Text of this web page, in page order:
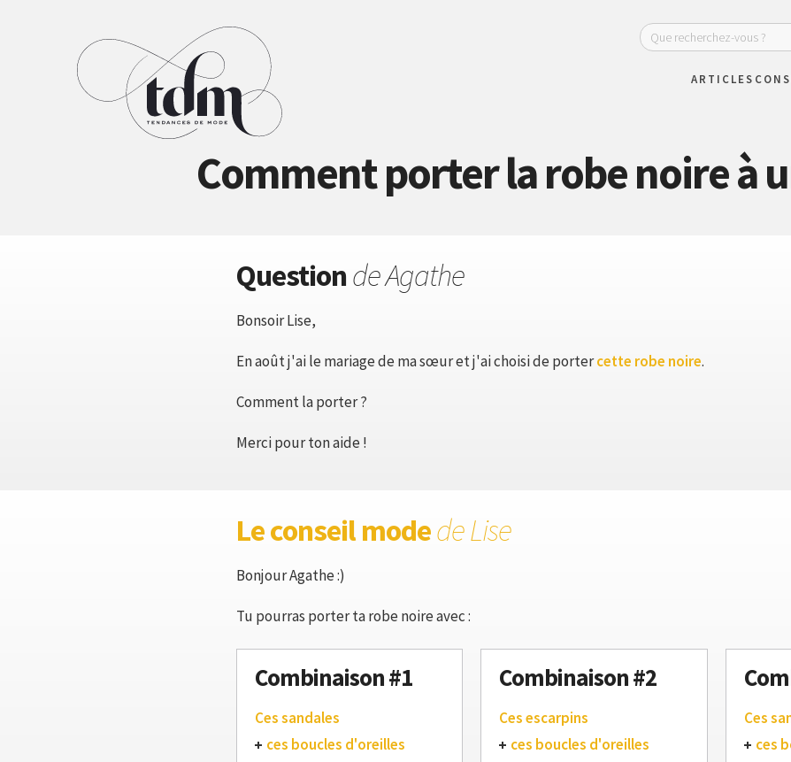
ARTICLES
Comment porter la robe noire à
Questionde Agathe
Bonsoir Lise,
En août j'ai le mariage de ma sœur et j'ai choisi de portercette robe noire.
Comment la porter ?
Merci pour ton aide !
Le conseil modede Lise
Bonjour Agathe :)
Tu pourras porter ta robe noire avec :
Combinaison #1
Ces sandales
ces boucles d'oreilles
Combinaison #2
Ces escarpins
ces boucles d'oreilles
Ces
ces